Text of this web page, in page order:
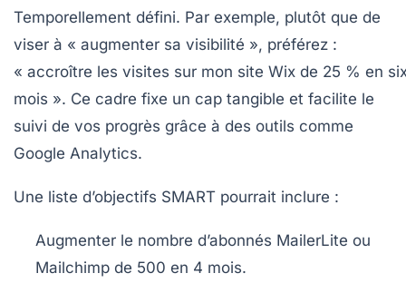
Temporellement défini. Par exemple, plutôt que de
viser à « augmenter sa visibilité », préférez :
« accroître les visites sur mon site Wix de 25 % en
mois ». Ce cadre fixe un cap tangible et facilite le
suivi de vos progrès grâce à des outils comme
Google Analytics.
Une liste d’objectifs SMART pourrait inclure :
Augmenter le nombre d’abonnés MailerLite ou
Mailchimp de 500 en 4 mois.